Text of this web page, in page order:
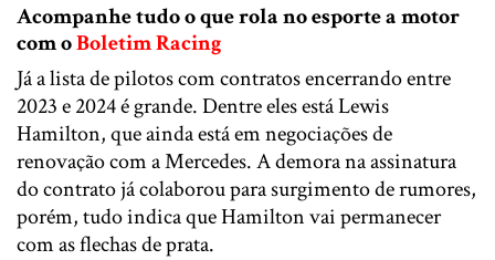
Acompanhe tudo o que rola no esporte a motor
com oBoletim Racing
Já a lista de pilotos com contratos encerrando entre
2023 e 2024 é grande. Dentre eles está Lewis
Hamilton, que ainda está em negociações de
renovação com a Mercedes. A demora na assinatura
do contrato já colaborou para surgimento de rumores,
porém, tudo indica que Hamilton vai permanecer
com as flechas de prata.